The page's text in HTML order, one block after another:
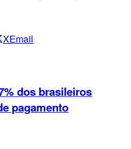
XEmail
dos brasileiros
pagamento